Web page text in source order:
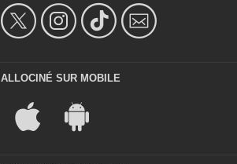
ALLOCINÉ SUR MOBILE